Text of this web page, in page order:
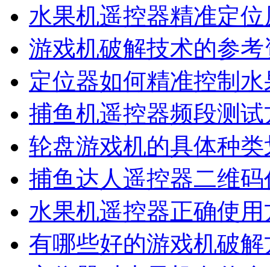
水果机遥控器精准定位
游戏机破解技术的参考
定位器如何精准控制
捕鱼机遥控器频段测试
轮盘游戏机的具体种类
捕鱼达人遥控器二维码
水果机遥控器正确使用
有哪些好的游戏机破解